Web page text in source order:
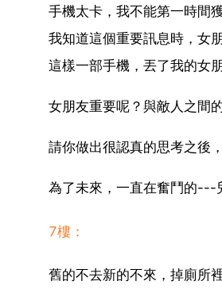
手機太卡，我不能第一時間
我知道這個重要訊息時，女
這樣一部手機，丟了我的女
女朋友重要呢？與敵人之間
請你做出很認真的思考之後
為了未來，一直在奮鬥的---
7樓：
舊的不去新的不來，掉廁所